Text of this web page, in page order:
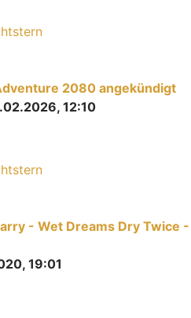
2080 angekündigt
12:10
- Wet Dreams Dry Twice -
19:01